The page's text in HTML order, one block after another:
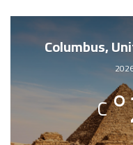
Columbus,
°
C